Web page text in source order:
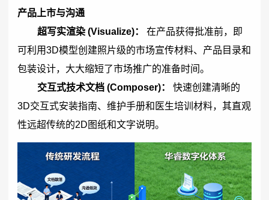
产品上市与沟通
超写实渲染 (Visualize)：
在产品获得批准前，即
可利用3D模型创建照片级的市场宣传材料、产品目录和
包装设计，大大缩短了市场推广的准备时间。
交互式技术文档 (Composer)：
快速创建清晰的
3D交互式安装指南、维护手册和医生培训材料，其直观
性远超传统的2D图纸和文字说明。